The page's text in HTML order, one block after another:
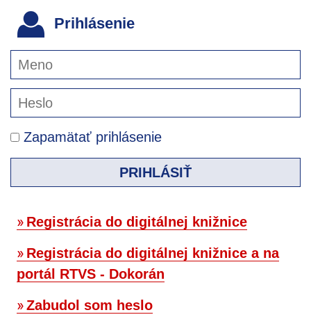
Prihlásenie
Zapamätať prihlásenie
PRIHLÁSIŤ
Registrácia do digitálnej knižnice
Registrácia do digitálnej knižnice a na
portál RTVS - Dokorán
Zabudol som heslo